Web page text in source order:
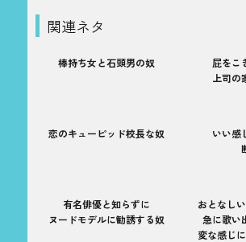
関連ネタ
棒持ち女と石頭男の奴
屁をこ
上司の
恋のキューピッド校長な奴
いい感
有名俳優と知らずに
ヌードモデルに勧誘する奴
おとなし
急に歌い
変な感じ